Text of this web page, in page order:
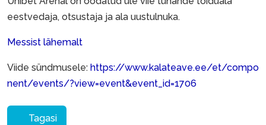
eestvedaja, otsustaja ja ala uustulnuka.
Messist lähemalt
Viide sündmusele: https://www.kalateave.ee/et/compo
nent/events/?view=event&event_id=1706
Tagasi